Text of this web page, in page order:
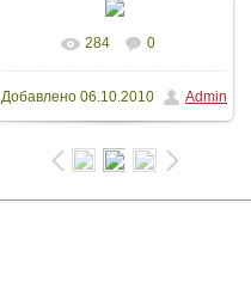
В реальном размере
600x800/ 28.1Kb
284 0
Добавлено 06.10.2010 Admin